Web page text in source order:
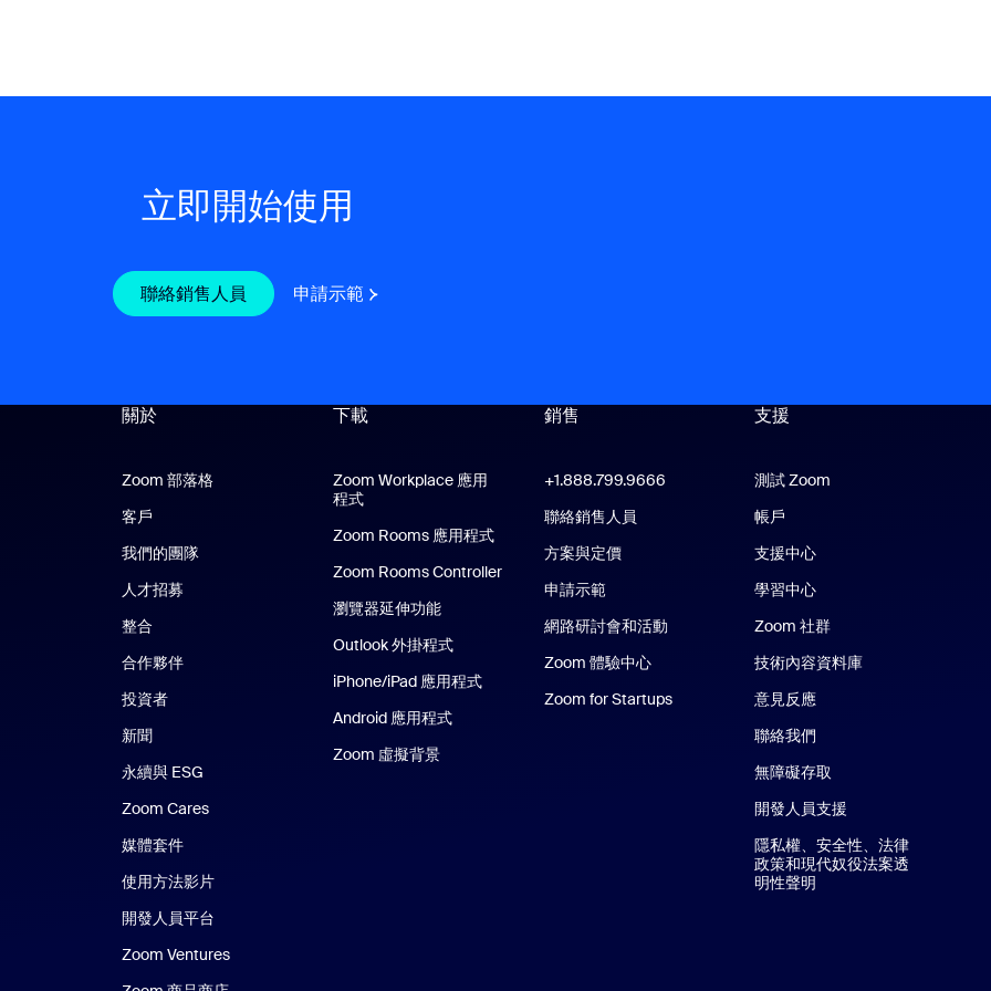
立即開始使用
聯絡銷售人員 聯絡銷售人員
申請示範 申請示範
關於
Zoom 部落格
客戶
我們的團隊
人才招募
整合
合作夥伴
投資者
新聞
永續與 ESG
Zoom Cares
媒體套件
使用方法影片
開發人員平台
Zoom Ventures
下載
Zoom Workplace 應用
程式Zoom Workplace 應用程式
Zoom Rooms 應用程式Zoom Rooms 應用程式
Zoom Rooms Controller
瀏覽器延伸功能
Outlook 外掛程式
iPhone/iPad 應用程式iPhone/iPad 應用程式
Android 應用程式Android 應用程式
Zoom 虛擬背景
銷售
+1.888.799.9666 按一下以撥打電話
聯絡銷售人員
方案與定價
申請示範
網路研討會和活動
Zoom 體驗中心Zoom 體驗中心
Zoom for StartupsZoom for Startups
支援
支援
測試 Zoom
帳戶
支援中心
學習中心
Zoom 社群
技術內容資料庫
意見反應
聯絡我們
無障礙存取
開發人員支援
隱私權、安全性、法律
政策和現代奴役法案透
明性聲明